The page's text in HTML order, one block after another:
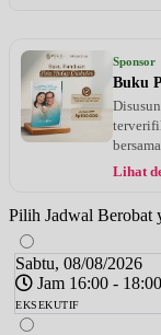
Sponsor
Buku
Lihat
Pilih Jadwal Berobat
Sabtu, 08/08/2026
Jam 16:00 - 18:00
EKSEKUTIF